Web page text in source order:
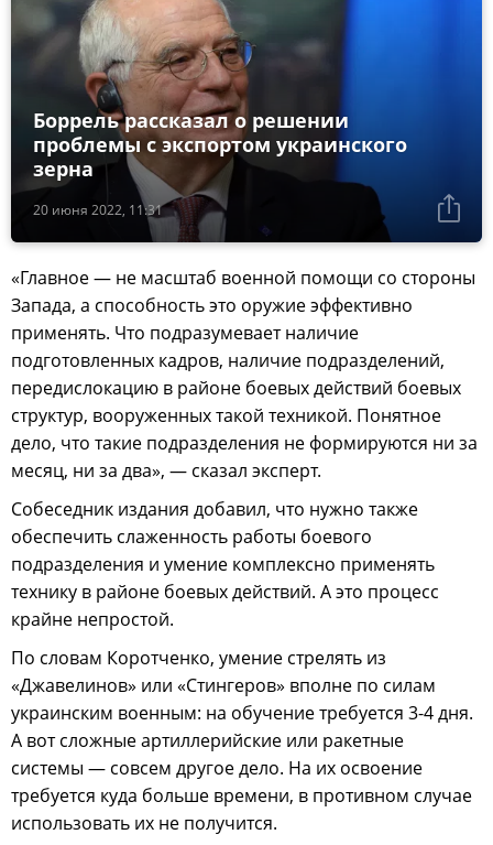
20 июня 2022, 11:31
Боррель рассказал о решении
проблемы с экспортом украинского
зерна
«Главное — не масштаб военной помощи со стороны
Запада, а способность это оружие эффективно
применять. Что подразумевает наличие
подготовленных кадров, наличие подразделений,
передислокацию в районе боевых действий боевых
структур, вооруженных такой техникой. Понятное
дело, что такие подразделения не формируются ни за
месяц, ни за два», — сказал эксперт.
Собеседник издания добавил, что нужно также
обеспечить слаженность работы боевого
подразделения и умение комплексно применять
технику в районе боевых действий. А это процесс
крайне непростой.
По словам Коротченко, умение стрелять из
«Джавелинов» или «Стингеров» вполне по силам
украинским военным: на обучение требуется 3-4 дня.
А вот сложные артиллерийские или ракетные
системы — совсем другое дело. На их освоение
требуется куда больше времени, в противном случае
использовать их не получится.